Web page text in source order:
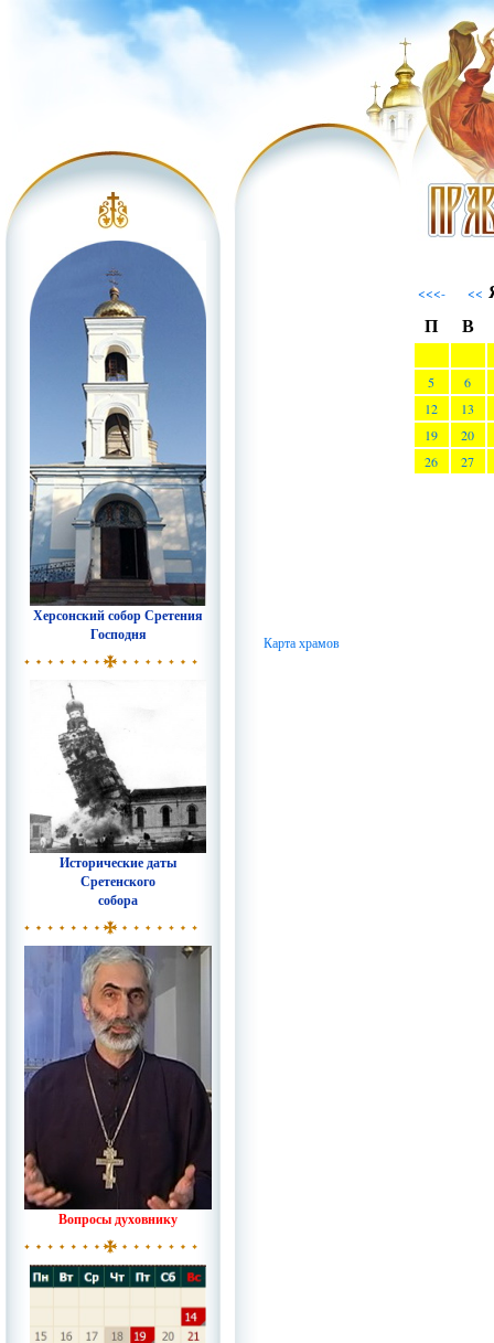
Херсонский собор Сретения
Господня
Исторические даты
Сретенского
собора
Вопросы духовнику
<<<- <<
П
В
5
6
12
13
19
20
26
27
Карта храмов